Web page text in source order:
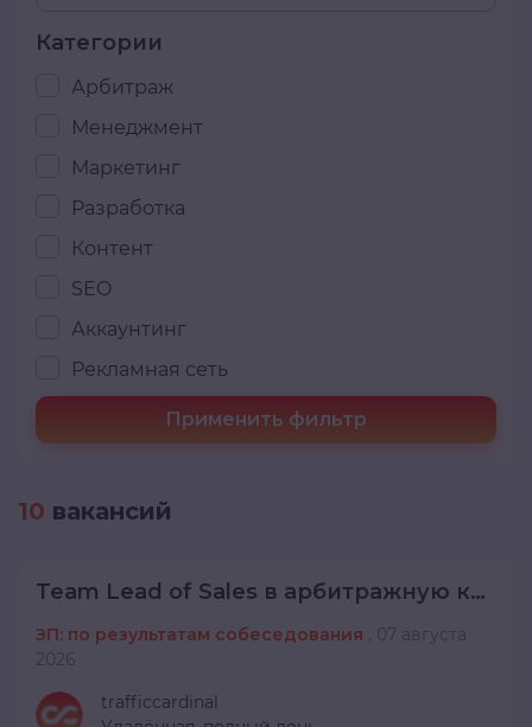
10 вакансий
Team Lead of Sales в арбитражную команду
ЗП: по результатам собеседования
07 августа
2026
trafficcardinal
Категории
Арбитраж
Менеджмент
Маркетинг
Разработка
Контент
SEO
Аккаунтинг
Рекламная сеть
Применить фильтр